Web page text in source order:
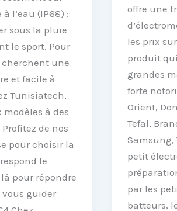
l’eau (IP68) :
sous la pluie
le sport. Pour
une
et facile à
Tunisiatech,
modèles à des
de nos
pour choisir la
le
pour répondre
guider
offre une
les prix
produit
grandes
forte
Orient,
Tefal,
Samsung,
petit
par les
batteurs,